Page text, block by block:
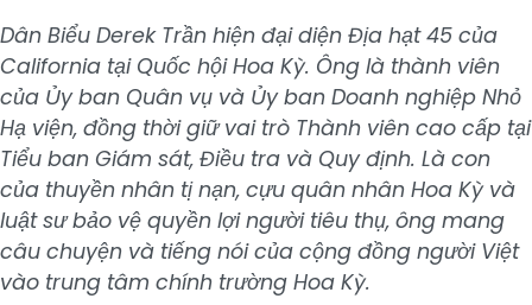
Dân Biểu Derek Trần hiện đại diện Địa hạt 45 của
California tại Quốc hội Hoa Kỳ. Ông là thành viên
của Ủy ban Quân vụ và Ủy ban Doanh nghiệp Nhỏ
Hạ viện, đồng thời giữ vai trò Thành viên cao cấp tại
Tiểu ban Giám sát, Điều tra và Quy định. Là con
của thuyền nhân tị nạn, cựu quân nhân Hoa Kỳ và
luật sư bảo vệ quyền lợi người tiêu thụ, ông mang
câu chuyện và tiếng nói của cộng đồng người Việt
vào trung tâm chính trường Hoa Kỳ.